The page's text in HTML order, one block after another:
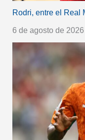
Rodri, entre el Real
6 de agosto de 2026